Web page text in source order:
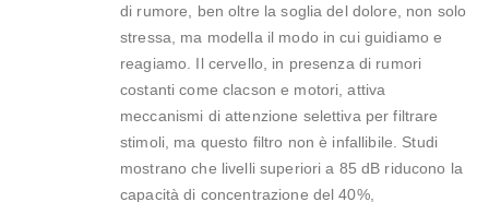
di rumore, ben oltre la soglia del dolore, non solo
stressa, ma modella il modo in cui guidiamo e
reagiamo. Il cervello, in presenza di rumori
costanti come clacson e motori, attiva
meccanismi di attenzione selettiva per filtrare
stimoli, ma questo filtro non è infallibile. Studi
mostrano che livelli superiori a 85 dB riducono la
capacità di concentrazione del 40%,